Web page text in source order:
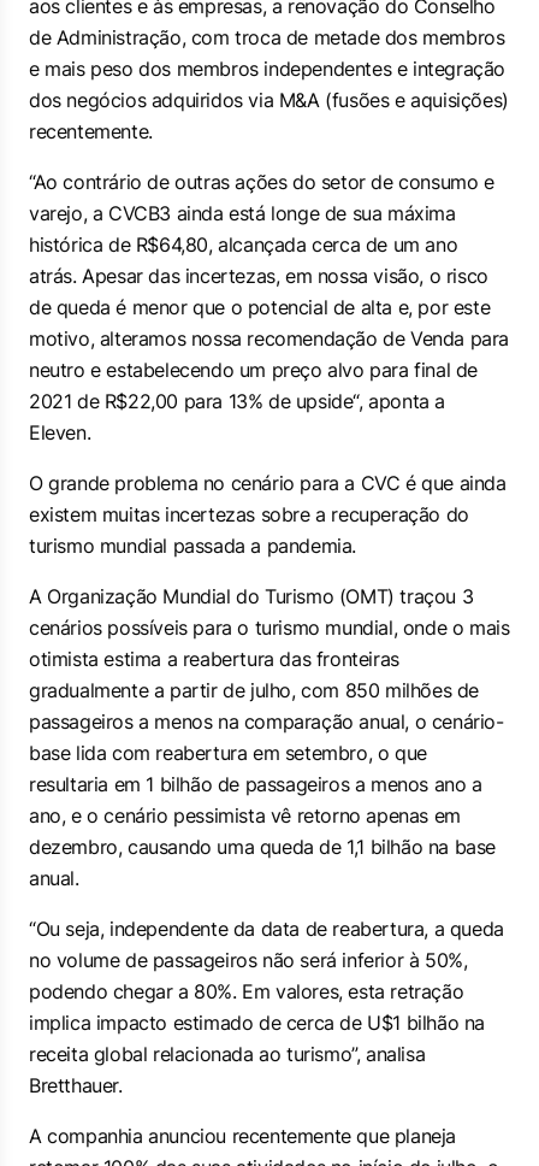
aos clientes e às empresas, a renovação do Conselho
de Administração, com troca de metade dos membros
e mais peso dos membros independentes e integração
dos negócios adquiridos via M&A (fusões e aquisições)
recentemente.
“Ao contrário de outras ações do setor de consumo e
varejo, a CVCB3 ainda está longe de sua máxima
histórica de R$64,80, alcançada cerca de um ano
atrás. Apesar das incertezas, em nossa visão, o risco
de queda é menor que o potencial de alta e, por este
motivo, alteramos nossa recomendação de Venda para
neutro e estabelecendo um preço alvo para final de
2021 de R$22,00 para 13% de upside“, aponta a
Eleven.
O grande problema no cenário para a CVC é que ainda
existem muitas incertezas sobre a recuperação do
turismo mundial passada a pandemia.
A Organização Mundial do Turismo (OMT) traçou 3
cenários possíveis para o turismo mundial, onde o mais
otimista estima a reabertura das fronteiras
gradualmente a partir de julho, com 850 milhões de
passageiros a menos na comparação anual, o cenário-
base lida com reabertura em setembro, o que
resultaria em 1 bilhão de passageiros a menos ano a
ano, e o cenário pessimista vê retorno apenas em
dezembro, causando uma queda de 1,1 bilhão na base
anual.
“Ou seja, independente da data de reabertura, a queda
no volume de passageiros não será inferior à 50%,
podendo chegar a 80%. Em valores, esta retração
implica impacto estimado de cerca de U$1 bilhão na
receita global relacionada ao turismo”, analisa
Bretthauer.
A companhia anunciou recentemente que planeja